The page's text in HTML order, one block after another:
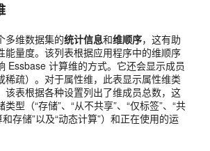
多维数据集的统计信息和维顺序，这有助
能量度。该列表根据应用程序中的维顺序
Essbase 计算维的方式。它还会显示成员
稀疏）。对于属性维，此表显示属性维类
该表根据各种设置列出了维成员总数，这
型（“存储”、“从不共享”、“仅标签”、“共
存储”以及“动态计算”）和正在使用的运